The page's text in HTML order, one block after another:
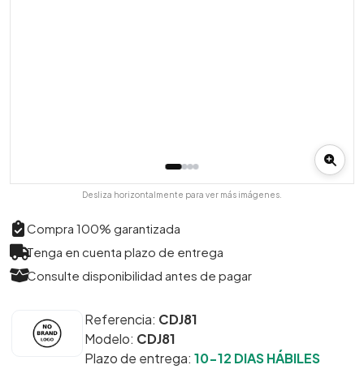
Desliza horizontalmente para ver más imágenes.
Compra 100% garantizada
Tenga en cuenta plazo de entrega
Consulte disponibilidad antes de pagar
Referencia: CDJ81
Modelo: CDJ81
Plazo de entrega: 10-12 DIAS HÁBILES